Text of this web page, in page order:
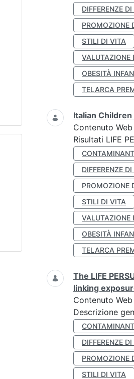
DIFFERENZE DI
PROMOZIONE
STILI DI VITA
VALUTAZIONE
OBESITÀ
TELARCA
Italian
Contenuto Web
Risultati LIFE
DIFFERENZE DI
PROMOZIONE
STILI DI VITA
VALUTAZIONE
OBESITÀ
TELARCA
The LIFE
linking
Contenuto Web
Descrizione
DIFFERENZE DI
PROMOZIONE
STILI DI VITA